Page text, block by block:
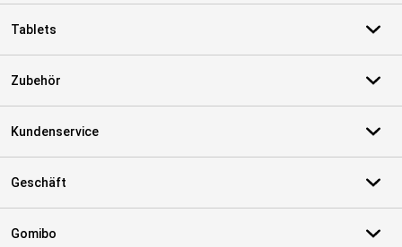
Tablets
Zubehör
Kundenservice
Geschäft
Gomibo